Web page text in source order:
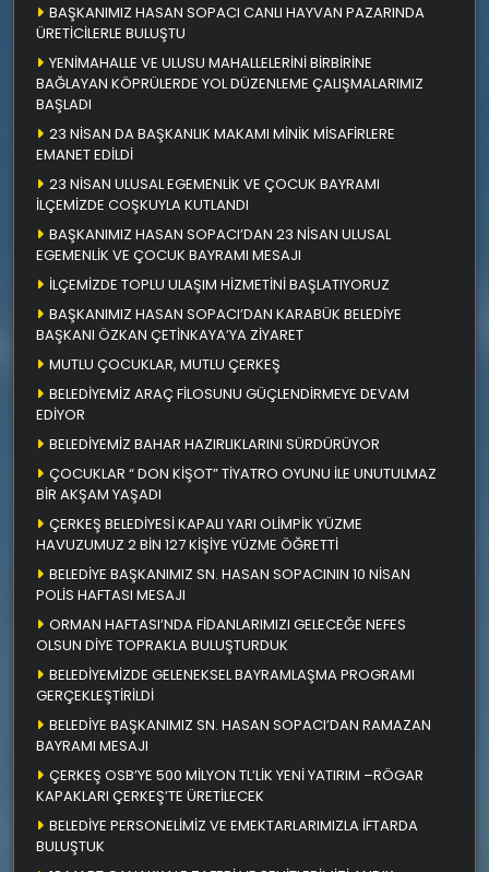
BAŞKANIMIZ HASAN SOPACI CANLI HAYVAN PAZARINDA
ÜRETİCİLERLE BULUŞTU
YENİMAHALLE VE ULUSU MAHALLELERİNİ BİRBİRİNE
BAĞLAYAN KÖPRÜLERDE YOL DÜZENLEME ÇALIŞMALARIMIZ
BAŞLADI
23 NİSAN DA BAŞKANLIK MAKAMI MİNİK MİSAFİRLERE
EMANET EDİLDİ
23 NİSAN ULUSAL EGEMENLİK VE ÇOCUK BAYRAMI
İLÇEMİZDE COŞKUYLA KUTLANDI
BAŞKANIMIZ HASAN SOPACI’DAN 23 NİSAN ULUSAL
EGEMENLİK VE ÇOCUK BAYRAMI MESAJI
İLÇEMİZDE TOPLU ULAŞIM HİZMETİNİ BAŞLATIYORUZ
BAŞKANIMIZ HASAN SOPACI’DAN KARABÜK BELEDİYE
BAŞKANI ÖZKAN ÇETİNKAYA’YA ZİYARET
MUTLU ÇOCUKLAR, MUTLU ÇERKEŞ
BELEDİYEMİZ ARAÇ FİLOSUNU GÜÇLENDİRMEYE DEVAM
EDİYOR
BELEDİYEMİZ BAHAR HAZIRLIKLARINI SÜRDÜRÜYOR
ÇOCUKLAR “ DON KİŞOT” TİYATRO OYUNU İLE UNUTULMAZ
BİR AKŞAM YAŞADI
ÇERKEŞ BELEDİYESİ KAPALI YARI OLİMPİK YÜZME
HAVUZUMUZ 2 BİN 127 KİŞİYE YÜZME ÖĞRETTİ
BELEDİYE BAŞKANIMIZ SN. HASAN SOPACININ 10 NİSAN
POLİS HAFTASI MESAJI
ORMAN HAFTASI’NDA FİDANLARIMIZI GELECEĞE NEFES
OLSUN DİYE TOPRAKLA BULUŞTURDUK
BELEDİYEMİZDE GELENEKSEL BAYRAMLAŞMA PROGRAMI
GERÇEKLEŞTİRİLDİ
BELEDİYE BAŞKANIMIZ SN. HASAN SOPACI’DAN RAMAZAN
BAYRAMI MESAJI
ÇERKEŞ OSB’YE 500 MİLYON TL’LİK YENİ YATIRIM –RÖGAR
KAPAKLARI ÇERKEŞ’TE ÜRETİLECEK
BELEDİYE PERSONELİMİZ VE EMEKTARLARIMIZLA İFTARDA
BULUŞTUK